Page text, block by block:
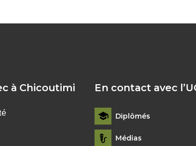
à Chicoutimi En contact avec
Diplômés
Médias